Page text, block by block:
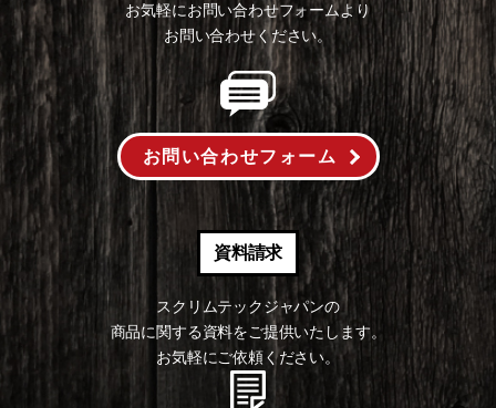
お気軽にお問い合わせフォームより
お問い合わせください。
お問い合わせフォーム
資料請求
スクリムテックジャパンの
商品に関する資料をご提供いたします。
お気軽にご依頼ください。